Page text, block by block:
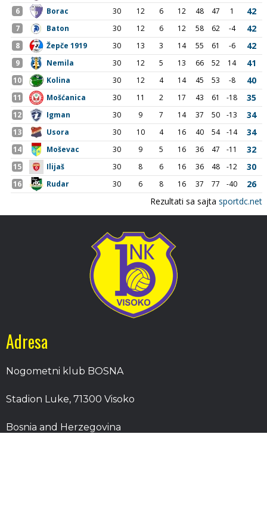
Adresa
Nogometni klub BOSNA
Stadion Luke, 71300 Visoko
Bosnia and Herzegovina